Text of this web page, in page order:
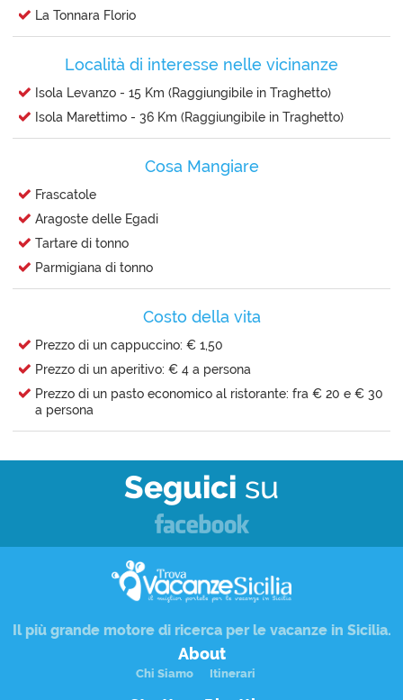
La Tonnara Florio
Località di interesse nelle vicinanze
Isola Levanzo - 15 Km (Raggiungibile in Traghetto)
Isola Marettimo - 36 Km (Raggiungibile in Traghetto)
Cosa Mangiare
Frascatole
Aragoste delle Egadi
Tartare di tonno
Parmigiana di tonno
Costo della vita
Prezzo di un cappuccino: € 1,50
Prezzo di un aperitivo: € 4 a persona
Prezzo di un pasto economico al ristorante: fra € 20 e € 30
a persona
Seguici su
Il più grande motore di ricerca per le vacanze in Sicilia.
About
Chi Siamo Itinerari